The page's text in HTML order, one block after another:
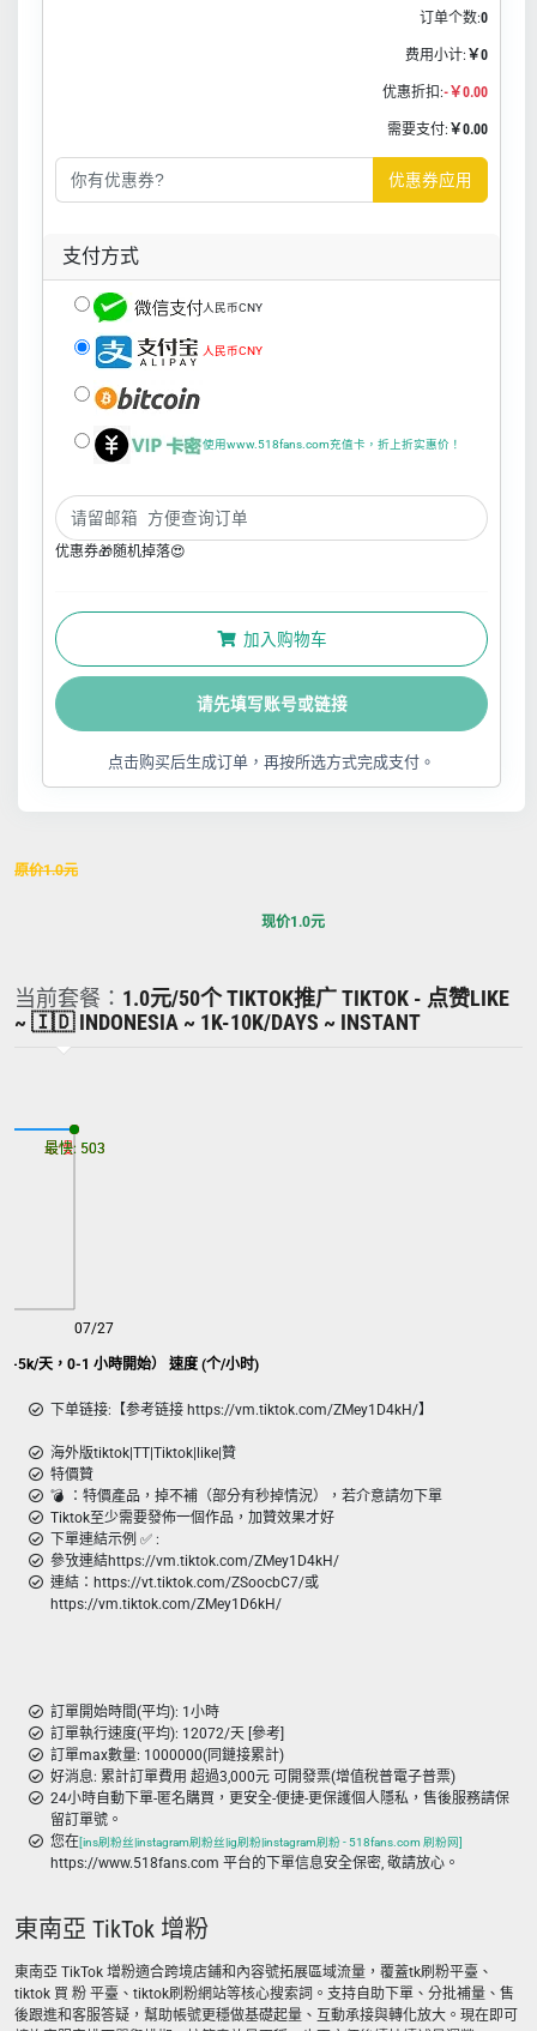
订单个数:0
费用小计: ￥0
优惠折扣:-￥0.00
需要支付: ￥0.00
优惠券应用
支付方式
人民币CNY
人民币CNY
使用www.518fans.com充值卡，折上折实惠价！
优惠券🎁随机掉落😍
加入购物车
请先填写账号或链接
点击购买后生成订单，再按所选方式完成支付。
原价1.0元
现价1.0元
当前套餐： 1.0元/50个 TIKTOK推广 TIKTOK - 点赞LIKE
~ 🇮🇩 INDONESIA ~ 1K-10K/DAYS ~ INSTANT
5k/天，0-1 小時開始） 速度 (个/小时)
07/27
最慢: 503
最快: 503
下单链接:【参考链接 https://vm.tiktok.com/ZMey1D4kH/】
海外版tiktok|TT|Tiktok|like|贊
特價贊
💣 ︎：特價產品，掉不補（部分有秒掉情況），若介意請勿下單
Tiktok至少需要發佈一個作品，加贊效果才好
下單連結示例 ✅ :
參攷連結https://vm.tiktok.com/ZMey1D4kH/
連結：https://vt.tiktok.com/ZSoocbC7/或
https://vm.tiktok.com/ZMey1D6kH/
訂單開始時間(平均): 1小時
訂單執行速度(平均): 12072/天 [參考]
訂單max數量: 1000000(同鏈接累計)
好消息: 累計訂單費用 超過3,000元 可開發票(增值稅普電子普票)
24小時自動下單-匿名購買，更安全-便捷-更保護個人隱私，售後服務請保
留訂單號。
您在[ins刷粉丝|instagram刷粉丝|ig刷粉|instagram刷粉 - 518fans.com 刷粉网]
https://www.518fans.com 平台的下單信息安全保密, 敬請放心。
東南亞 TikTok 增粉
東南亞 TikTok 增粉適合跨境店鋪和內容號拓展區域流量，覆蓋tk刷粉平臺、
tiktok 買 粉 平臺、tiktok刷粉網站等核心搜索詞。支持自助下單、分批補量、售
後跟進和客服答疑，幫助帳號更穩做基礎起量、互動承接與轉化放大。現在即可